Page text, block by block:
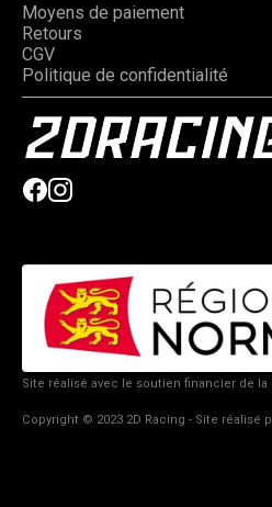
Moyens de paiement
Retours
CGV
Politique de confidentialité
Site réalisé avec le soutien financier de la
Copyright © 2023 2D Racing - Site réalisé